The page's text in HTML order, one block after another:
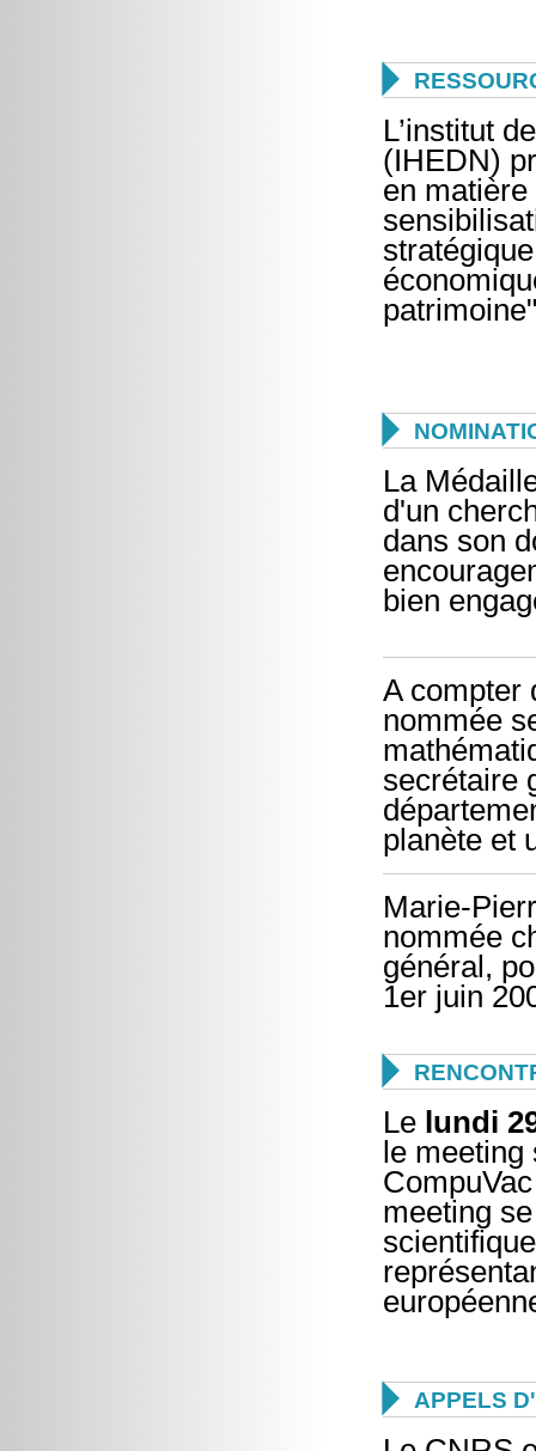

L’institut
(IHEDN)
en matière

La
d'un
dans son
bien
A compter
nommée
secrétaire
planète et
Marie-
nommée
général,
1er juin

Le lundi
le
meeting
 APPELS